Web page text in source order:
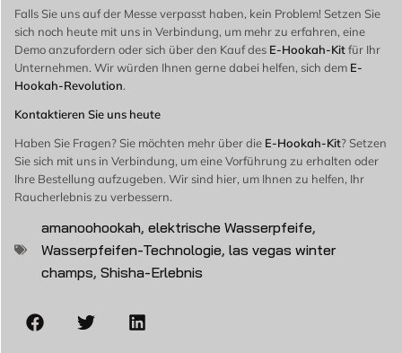
Falls Sie uns auf der Messe verpasst haben, kein Problem! Setzen Sie
sich noch heute mit uns in Verbindung, um mehr zu erfahren, eine
Demo anzufordern oder sich über den Kauf des E-Hookah-Kitfür Ihr
Unternehmen. Wir würden Ihnen gerne dabei helfen, sich dem E-
Hookah-Revolution.
Kontaktieren Sie uns heute
Haben Sie Fragen? Sie möchten mehr über die E-Hookah-Kit? Setzen
Sie sich mit uns in Verbindung, um eine Vorführung zu erhalten oder
Ihre Bestellung aufzugeben. Wir sind hier, um Ihnen zu helfen, Ihr
Raucherlebnis zu verbessern.
amanoohookah, elektrische Wasserpfeife,
Wasserpfeifen-Technologie, las vegas winter
champs, Shisha-Erlebnis